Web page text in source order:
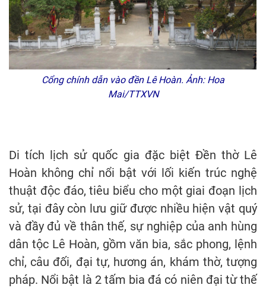
Cổng chính dẫn vào đền Lê Hoàn. Ảnh: Hoa
Mai/TTXVN
Di tích lịch sử quốc gia đặc biệt Đền thờ Lê
Hoàn không chỉ nổi bật với lối kiến trúc nghệ
thuật độc đáo, tiêu biểu cho một giai đoạn lịch
sử, tại đây còn lưu giữ được nhiều hiện vật quý
và đầy đủ về thân thế, sự nghiệp của anh hùng
dân tộc Lê Hoàn, gồm văn bia, sắc phong, lệnh
chỉ, câu đối, đại tự, hương án, khám thờ, tượng
pháp. Nổi bật là 2 tấm bia đá có niên đại từ thế